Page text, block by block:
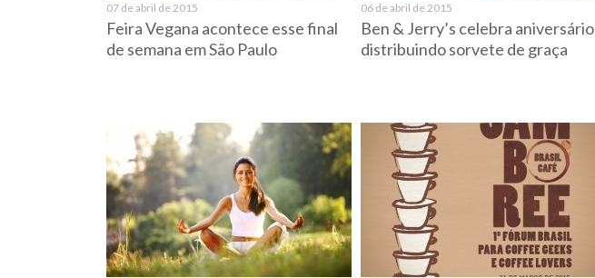
07 de abril de 2015
Feira Vegana acontece esse final
de semana em São Paulo
06 de abril de 2015
Ben & Jerry’s celebra aniversário
distribuindo sorvete de graça